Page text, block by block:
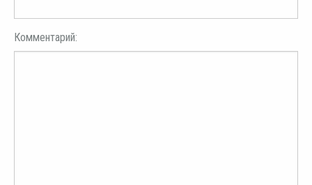
Комментарий: